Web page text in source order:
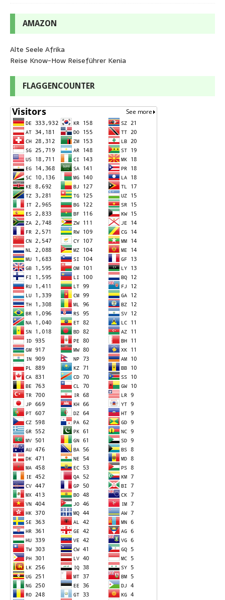
AMAZON
Alte Seele Afrika
Reise Know-How Reiseführer Kenia
FLAGGENCOUNTER